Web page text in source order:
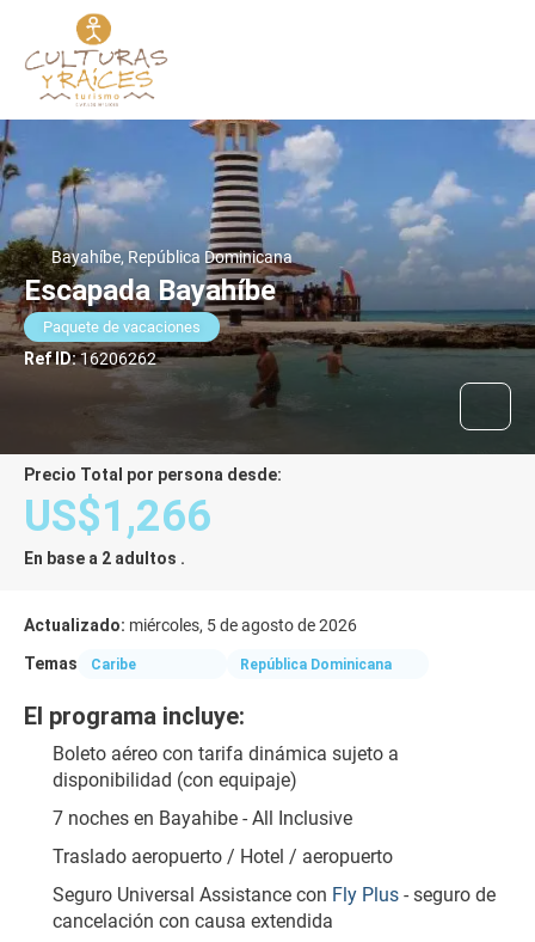
Bayahíbe, República Dominicana
Escapada Bayahíbe
Paquete de vacaciones
Ref ID:16206262
Precio Total por persona desde:
US$1,266
En base a 2 adultos .
Actualizado: miércoles, 5 de agosto de 2026
Temas
Caribe República Dominicana
El programa incluye:
Boleto aéreo con tarifa dinámica sujeto a
disponibilidad (con equipaje)
7 noches en Bayahibe - All Inclusive
Traslado aeropuerto / Hotel / aeropuerto
Seguro Universal Assistance con Fly Plus - seguro de
cancelación con causa extendida